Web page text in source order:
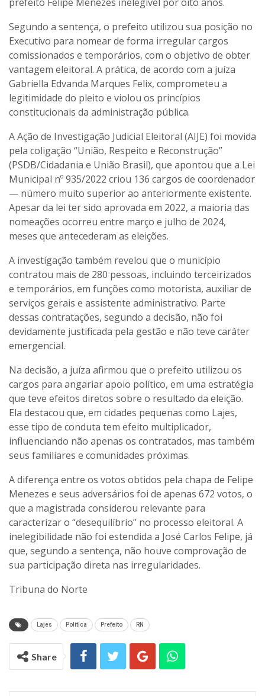
Segundo a sentença, o prefeito utilizou sua posição no
Executivo para nomear de forma irregular cargos
comissionados e temporários, com o objetivo de obter
vantagem eleitoral. A prática, de acordo com a juíza
Gabriella Edvanda Marques Felix, comprometeu a
legitimidade do pleito e violou os princípios
constitucionais da administração pública.
A Ação de Investigação Judicial Eleitoral (AIJE) foi movida
pela coligação “União, Respeito e Reconstrução”
(PSDB/Cidadania e União Brasil), que apontou que a Lei
Municipal nº 935/2022 criou 136 cargos de coordenador
— número muito superior ao anteriormente existente.
Apesar da lei ter sido aprovada em 2022, a maioria das
nomeações ocorreu entre março e julho de 2024,
meses que antecederam as eleições.
A investigação também revelou que o município
contratou mais de 280 pessoas, incluindo terceirizados
e temporários, em funções como motorista, auxiliar de
serviços gerais e assistente administrativo. Parte
dessas contratações, segundo a decisão, não foi
devidamente justificada pela gestão e não teve caráter
emergencial.
Na decisão, a juíza afirmou que o prefeito utilizou os
cargos para angariar apoio político, em uma estratégia
que teve efeitos diretos sobre o resultado da eleição.
Ela destacou que, em cidades pequenas como Lajes,
esse tipo de conduta tem efeito multiplicador,
influenciando não apenas os contratados, mas também
seus familiares e comunidades próximas.
A diferença entre os votos obtidos pela chapa de Felipe
Menezes e seus adversários foi de apenas 672 votos, o
que a magistrada considerou relevante para
caracterizar o “desequilíbrio” no processo eleitoral. A
inelegibilidade não foi estendida a José Carlos Felipe, já
que, segundo a sentença, não houve comprovação de
sua participação direta nas irregularidades.
Tribuna do Norte
Lajes Política Prefeito RN
Share